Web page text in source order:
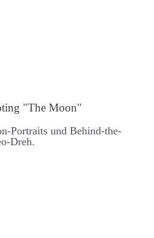
"The Moon"
Portraits und Behind-the-
Dreh.